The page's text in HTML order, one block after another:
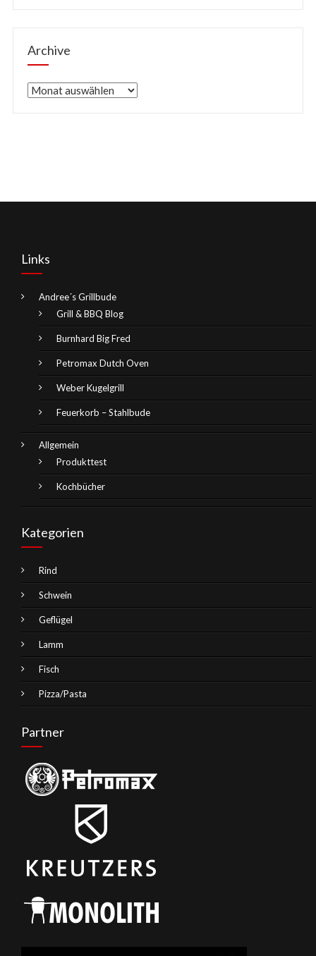
Archive
Archive
Links
Andree´s Grillbude
Grill & BBQ Blog
Burnhard Big Fred
Petromax Dutch Oven
Weber Kugelgrill
Feuerkorb – Stahlbude
Allgemein
Produkttest
Kochbücher
Kategorien
Rind
Schwein
Geflügel
Lamm
Fisch
Pizza/Pasta
Partner